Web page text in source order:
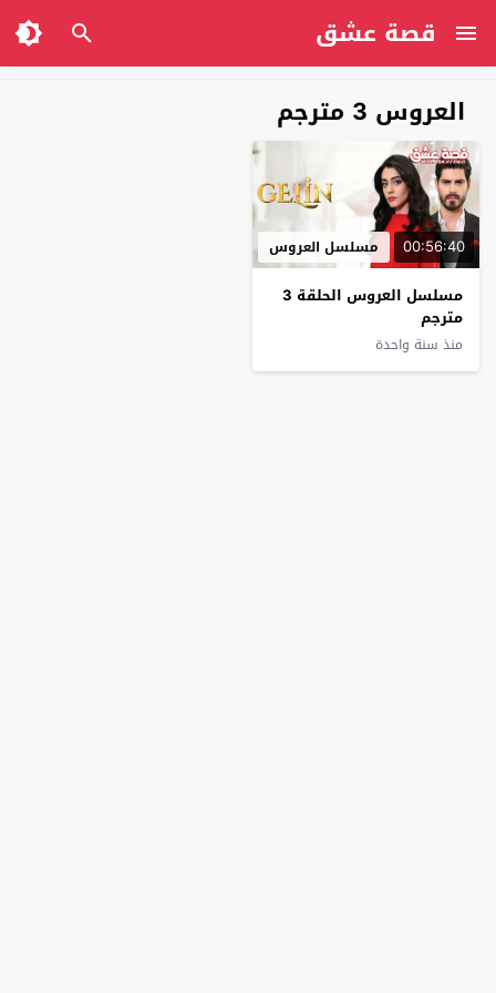
قصة عشق
العروس 3 مترجم
00:56:40 مسلسل العروس
مسلسل العروس الحلقة 3
مترجم
منذ سنة واحدة